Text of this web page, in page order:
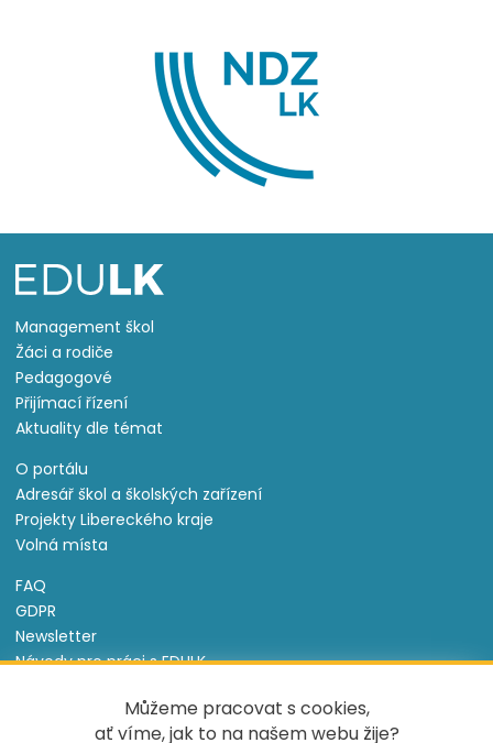
Můžeme pracovat s cookies,
ať víme, jak to na našem webu žije?
Management škol
Žáci a rodiče
Pedagogové
Přijímací řízení
Aktuality dle témat
O portálu
Adresář škol a školských zařízení
Projekty Libereckého kraje
Volná místa
FAQ
GDPR
Newsletter
Návody pro práci s EDULK
Nastavení cookies
Informace o souborech cookie